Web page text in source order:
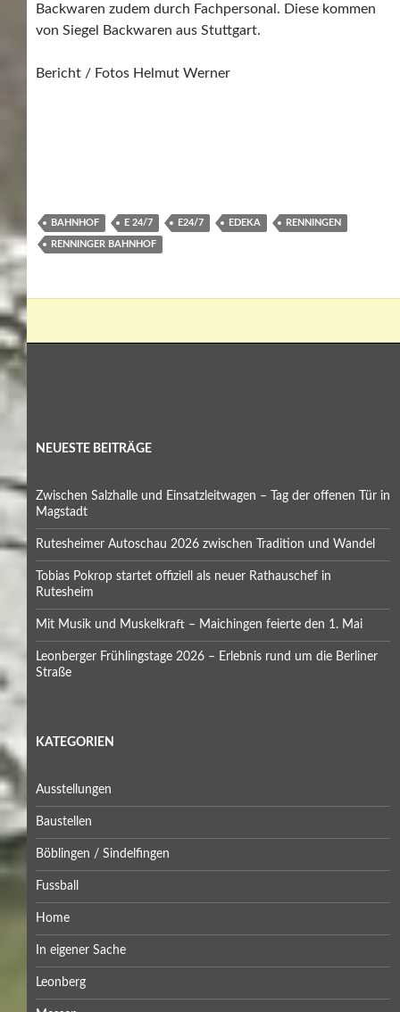
Backwaren zudem durch Fachpersonal. Diese kommen
von Siegel Backwaren aus Stuttgart.
Bericht / Fotos Helmut Werner
BAHNHOF E 24/7 E24/7 EDEKA RENNINGEN
RENNINGER BAHNHOF
NEUESTE BEITRÄGE
Zwischen Salzhalle und Einsatzleitwagen – Tag der offenen Tür in
Magstadt
Rutesheimer Autoschau 2026 zwischen Tradition und Wandel
Tobias Pokrop startet offiziell als neuer Rathauschef in
Rutesheim
Mit Musik und Muskelkraft – Maichingen feierte den 1. Mai
Leonberger Frühlingstage 2026 – Erlebnis rund um die Berliner
Straße
KATEGORIEN
Ausstellungen
Baustellen
Böblingen / Sindelfingen
Fussball
Home
In eigener Sache
Leonberg